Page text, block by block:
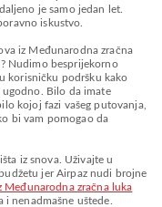
je samo jedan let.
iskustvo.
iz Međunarodna zračna
Nudimo besprijekorno
korisničku podršku kako
ugodno. Bilo da imate
kojoj fazi vašeg putovanja,
bi vam pomogao da
iz snova. Uživajte u
jer Airpaz nudi brojne
Međunarodna zračna luka
nenadmašne uštede.